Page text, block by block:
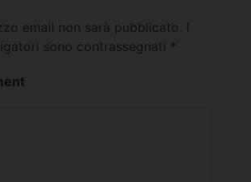
email non sarà pubblicato.
sono contrassegnati *